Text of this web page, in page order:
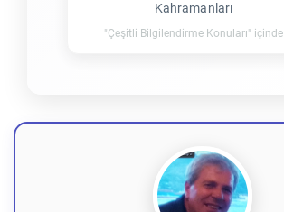
Kahramanları
"Çeşitli Bilgilendirme Konuları" içinde